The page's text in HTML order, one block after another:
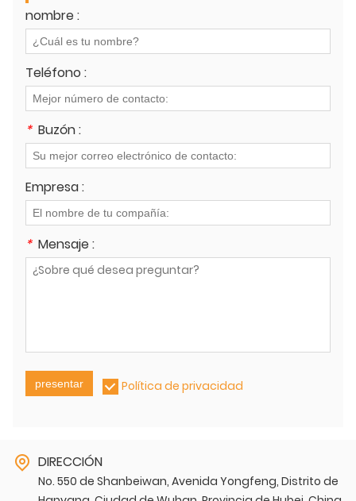
nombre :
Teléfono :
* Buzón :
Empresa :
* Mensaje :
presentar Política de privacidad
DIRECCIÓN
No. 550 de Shanbeiwan, Avenida Yongfeng, Distrito de